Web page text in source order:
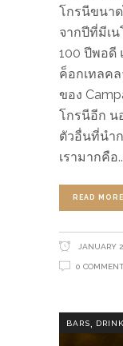
โกรนีขนา
จากปีที่มีเ
100 ปีพอดี
ค็อกเทลค
ของ
โกรนีอีก น
ตัวอื่นที่นำ
เรามากคือ
READ MORE
JANUARY
0
BARS,